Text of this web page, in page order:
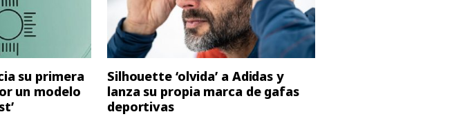
su primera
un modelo
Silhouette ‘olvida’ a Adidas y
lanza su propia marca de gafas
deportivas